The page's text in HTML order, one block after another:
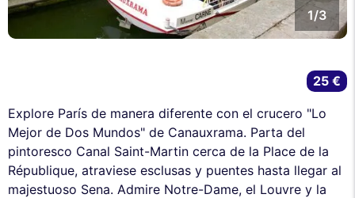
1/3
Explore París de manera diferente con el crucero "Lo
Mejor de Dos Mundos" de Canauxrama. Parta del
pintoresco Canal Saint-Martin cerca de la Place de la
République, atraviese esclusas y puentes hasta llegar al
majestuoso Sena. Admire Notre-Dame, el Louvre y la
25 €